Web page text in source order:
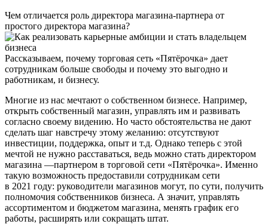
Чем отличается роль директора магазина-партнера от
простого директора магазина?
Рассказываем, почему торговая сеть «Пятёрочка» дает
сотрудникам больше свободы и почему это выгодно и
работникам, и бизнесу.
Многие из нас мечтают о собственном бизнесе. Например,
открыть собственный магазин, управлять им и развивать
согласно своему видению. Но часто обстоятельства не дают
сделать шаг навстречу этому желанию: отсутствуют
инвестиции, поддержка, опыт и т.д. Однако теперь с этой
мечтой не нужно расставаться, ведь можно стать директором
магазина —партнером в торговой сети «Пятёрочка». Именно
такую возможность предоставили сотрудникам сети
в 2021 году: руководители магазинов могут, по сути, получить
полномочия собственников бизнеса. А значит, управлять
ассортиментом и бюджетом магазина, менять график его
работы, расширять или сокращать штат.